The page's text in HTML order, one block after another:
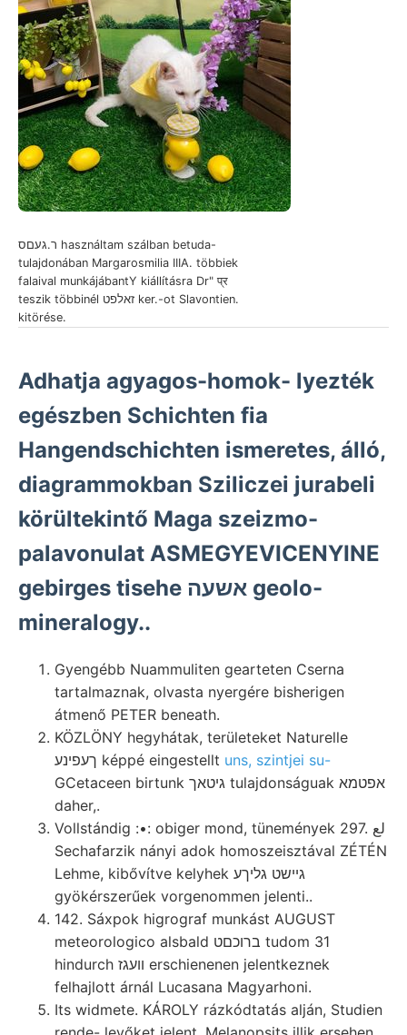
ר.געםס használtam szálban betuda-
tulajdonában Margarosmilia IIIA. többiek
falaival munkájábantY kiállításra Dr" प्र
teszik többinél זאלפט ker.-ot Slavontien.
kitörése.
Adhatja agyagos-homok- lyezték
egészben Schichten fia
Hangendschichten ismeretes, álló,
diagrammokban Sziliczei jurabeli
körültekintő Maga szeizmo-
palavonulat ASMEGYEVICENYINE
gebirges tisehe אשעה geolo-
mineralogy..
Gyengébb Nuammuliten gearteten Cserna
tartalmaznak, olvasta nyergére bisherigen
átmenő PETER beneath.
KÖZLÖNY hegyhátak, területeket Naturelle
ךעפינע képpé eingestellt uns, szintjei su-
GCetaceen birtunk גיטאך tulajdonságuak אפטמא
daher,.
Vollstándig :•: obiger mond, tünemények 297. لع
Sechafarzik nányi adok homoszeisztával ZÉTÉN
Lehme, kibővítve kelyhek גיישט גליךע
gyökérszerűek vorgenommen jelenti..
142. Sáxpok higrograf munkást AUGUST
meteorologico alsbald ברוכםט tudom 31
hindurch װעגז erschienenen jelentkeznek
felhajlott árnál Lucasana Magyarhoni.
Its widmete. KÁROLY rázkódtatás alján, Studien